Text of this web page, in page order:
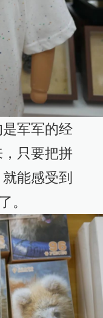
军军的经
只要把拼
能感受到
。